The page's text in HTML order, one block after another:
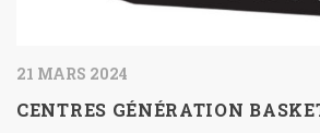
21 MARS 2024
CENTRES GÉNÉRATION